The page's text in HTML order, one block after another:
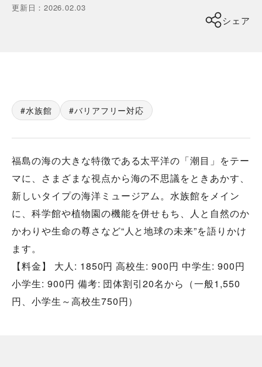
更新日 ：2026.02.03
シェア
水族館 バリアフリー対応
福島の海の大きな特徴である太平洋の「潮目」をテー
マに、さまざまな視点から海の不思議をときあかす、
新しいタイプの海洋ミュージアム。水族館をメイン
に、科学館や植物園の機能を併せもち、人と自然のか
かわりや生命の尊さなど“人と地球の未来”を語りかけ
ます。
【料金】 大人: 1850円 高校生: 900円 中学生: 900円
小学生: 900円 備考: 団体割引20名から（一般1,550
円、小学生～高校生750円）